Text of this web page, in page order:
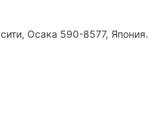
Осака 590-8577, Япония.